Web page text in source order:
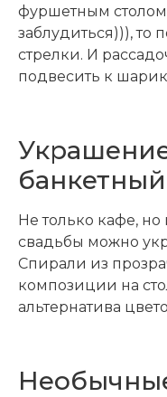
фуршетным
заблудиться))), то
стрелки. И
подвесить к
Не только кафе,
свадьбы можно
Спирали из
композиции на
альтернатива